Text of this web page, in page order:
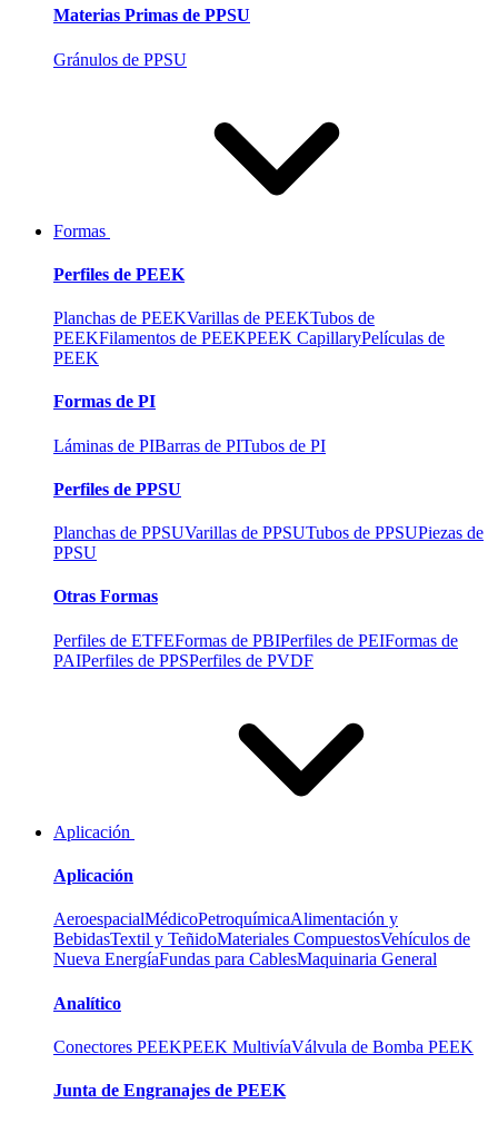
Materias Primas de PPSU
Gránulos de PPSU
Formas
Perfiles de PEEK
Planchas de PEEKVarillas de PEEKTubos de
PEEKFilamentos de PEEKPEEK CapillaryPelículas de
PEEK
Formas de PI
Láminas de PIBarras de PITubos de PI
Perfiles de PPSU
Planchas de PPSUVarillas de PPSUTubos de PPSUPiezas de
PPSU
Otras Formas
Perfiles de ETFEFormas de PBIPerfiles de PEIFormas de
PAIPerfiles de PPSPerfiles de PVDF
Aplicación
Aplicación
AeroespacialMédicoPetroquímicaAlimentación y
BebidasTextil y TeñidoMateriales CompuestosVehículos de
Nueva EnergíaFundas para CablesMaquinaria General
Analítico
Conectores PEEKPEEK MultivíaVálvula de Bomba PEEK
Junta de Engranajes de PEEK